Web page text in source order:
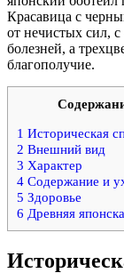
Красавица с
от нечистых сил,
болезней, а
благополучие.
1 Историческая
2 Внешний вид
3 Характер
4 Содержание и
5 Здоровье
6 Древняя